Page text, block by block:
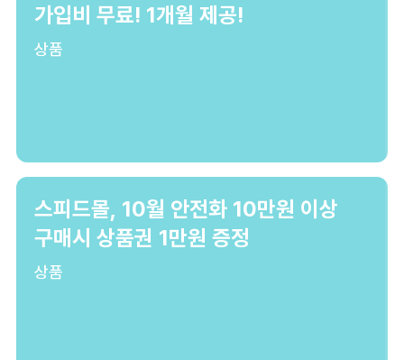
가입비 무료! 1개월 제공!
상품
스피드몰, 10월 안전화 10만원 이상
구매시 상품권 1만원 증정
상품